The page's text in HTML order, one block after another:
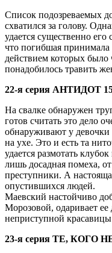
Список подозреваемых
схватился за голову.
удается существенно
что погибшая
действием которых было
понадобилось травить
22-я серия АНТИДОТ 15
На свалке обнаружен
готов считать это дело
обнаруживают у
на ухе. Это и есть та
удается размотать
лишь досадная помеха,
преступники. А
опустившихся людей.
Маевский настойчиво
Морозовой, одаривает
неприступной
23-я серия ТЕ, КОГО